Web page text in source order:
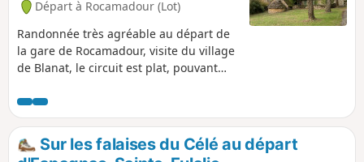
Départ à Rocamadour (Lot)
Randonnée très agréable au départ de
la gare de Rocamadour, visite du village
de Blanat, le circuit est plat, pouvant
circuit se trouve ombragé.
Sur les falaises du Célé au départ